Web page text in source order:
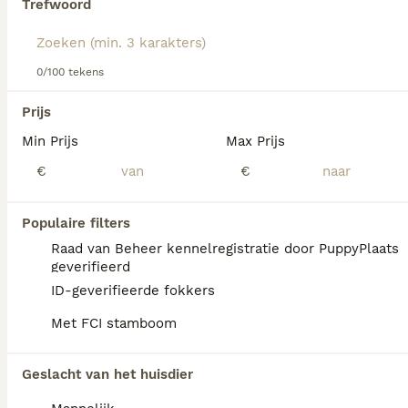
Trefwoord
0/100 tekens
Prijs
Min Prijs
€
Max Prijs
€
Populaire filters
Raad van Beheer kennelregistratie door PuppyPlaats
geverifieerd
ID-geverifieerde fokkers
Met FCI stamboom
Geslacht van het huisdier
dit hondenras.
We hebben 0 Wetterhoun Honden ter adoptie
Als je toekomstige resultaten wil zien voor deze
exacte zoekopdracht, sla dan je zoekopdracht op en
vind jouw perfecte hond:
Zoekopdracht bewaren
FAQ's
Zijn Wetterhouns goede
gezinshonden?
Wetterhouns zijn over het algemeen goede